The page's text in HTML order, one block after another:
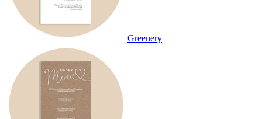
Greenery